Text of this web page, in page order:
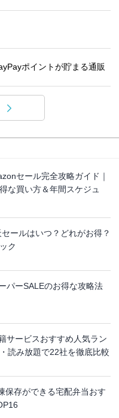
ポイントが貯まる通販
セール完全攻略ガイド｜
な買い方＆年間スケジュ
セールはいつ？どれがお得？
ク
パーSALEのお得な攻略法
サービスおすすめ人気ラン
読み放題で22社を徹底比較
保存ができる宅配弁当おす